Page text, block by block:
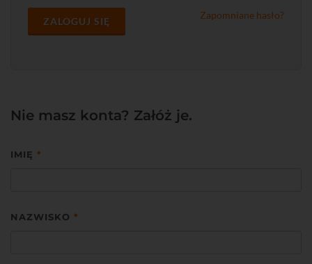
ZALOGUJ SIĘ
Zapomniane hasło?
Nie masz konta? Załóż je.
IMIĘ *
NAZWISKO *